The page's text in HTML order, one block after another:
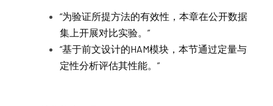
“为验证所提方法的有效性，本章在公开数据
集上开展对比实验。”
“基于前文设计的HAM模块，本节通过定量与
定性分析评估其性能。”